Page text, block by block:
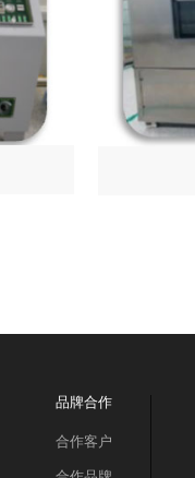
品牌合作
合作客户